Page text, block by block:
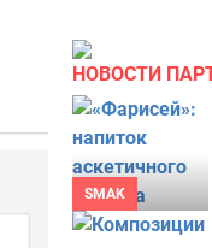
НОВОСТИ
SMAK